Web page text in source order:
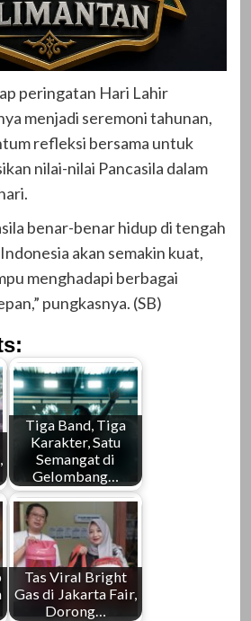
peringatan Hari Lahir
menjadi seremoni tahunan,
refleksi bersama untuk
nilai-nilai Pancasila dalam
benar-benar hidup di tengah
akan semakin kuat,
menghadapi berbagai
pungkasnya. (SB)
Tiga Band, Tiga
Karakter, Satu
Semangat di
Gelombang…
Tas Viral Bright
Gas di Jakarta Fair,
Dorong…